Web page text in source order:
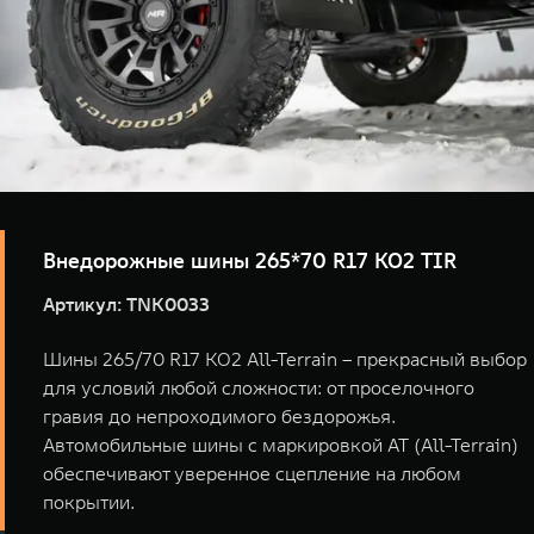
Внедорожные шины 265*70 R17 KO2 TIR
Артикул: TNK0033
Шины 265/70 R17 KO2 All-Terrain – прекрасный выбор
для условий любой сложности: от проселочного
гравия до непроходимого бездорожья.
Автомобильные шины с маркировкой AT (All-Terrain)
обеспечивают уверенное сцепление на любом
покрытии.